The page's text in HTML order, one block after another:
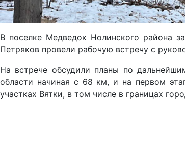
В поселке Медведок Нолинского района
Петряков провели рабочую встречу с
На встрече обсудили планы по
области начиная с 68 км, и на первом
участках Вятки, в том числе в границах